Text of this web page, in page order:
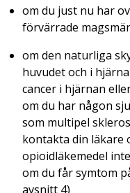
om du just nu har
förvärrade
om den naturliga
huvudet och i
cancer i hjärnan
om du har någon
som multipel
kontakta din läkare
opioidläkemedel
om du får symtom
avsnitt 4)